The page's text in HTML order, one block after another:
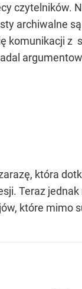
czytelników.
archiwalne
komunikacji z
która
Teraz
które mimo